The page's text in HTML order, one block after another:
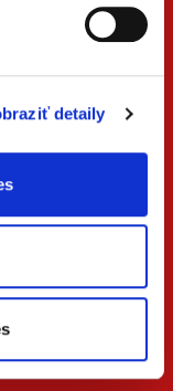
detaily